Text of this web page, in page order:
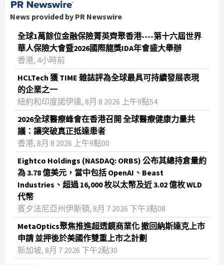
News provided by PR Newswire
全球1萬餘位金融保險菁英齊聚香港----第十六屆世界
華人保險大會暨2026國際龍獎IDA年會盛大舉辦
香港, 4小時前
HCLTech 獲 TIME 雜誌評為全球最具可持續發展表現
的企業之一
紐約和印度諾伊達, 8月 8 2026 上午9點54
2026全球醫療峰會在香港召開 全球醫療健康力量共
議：讓突破真正抵達患者
香港, 8月 8 2026 上午9點00
Eightco Holdings (NASDAQ: ORBS) 公布其總持倉量約
為 3.78 億美元，當中包括 OpenAI、Beast
Industries、超過 16,000 枚以太幣及近 3.02 億枚 WLD
代幣
賓夕法尼亞州伊斯頓, 8月 7 2026 下午3點08
MetaOptics聚焦推進超透鏡商業化 撤回納斯達克上市
申請 並押後於美國作雙重上市之計劃
新加坡, 8月 7 2026 下午2點30